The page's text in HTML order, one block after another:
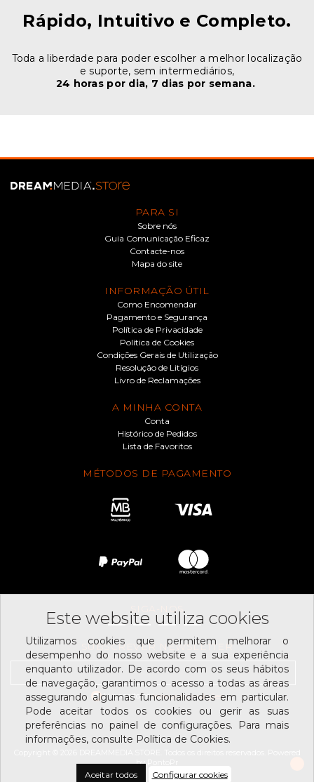
Rápido, Intuitivo e Completo.
Toda a liberdade para poder escolher a melhor localização
e suporte, sem intermediários,
24 horas por dia, 7 dias por semana.
PARA SI
Sobre nós
Guia Comunicação Eficaz
Contacte-nos
Mapa do site
INFORMAÇÃO ÚTIL
Como Encomendar
Pagamento e Segurança
Política de Privacidade
Política de Cookies
Condições Gerais de Utilização
Resolução de Litígios
Livro de Reclamações
A MINHA CONTA
Conta
Histórico de Pedidos
Lista de Favoritos
MÉTODOS DE PAGAMENTO
SIGA-NOS
SUBSCREVER NEWSLETTER
Li e aceito ostermos e condições
by
Este website utiliza cookies
Utilizamos cookies que permitem melhorar o
desempenho do nosso website e a sua experiência
enquanto utilizador. De acordo com os seus hábitos
de navegação, garantimos o acesso a todas as áreas
assegurando algumas funcionalidades em particular.
Pode aceitar todos os cookies ou gerir as suas
preferências no painel de configurações. Para mais
informações, consulte Política de Cookies.
Aceitar todos Configurar cookies